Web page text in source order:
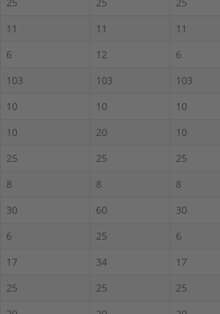
11 11 11
6 12 6
103 103 103
10 10 10
10 20 10
25 25 25
8 8 8
30 60 30
6 25 6
17 34 17
25 25 25